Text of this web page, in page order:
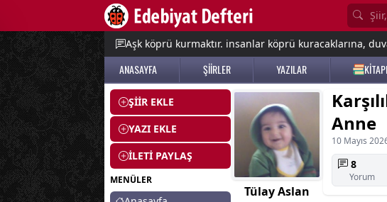
Aşk köprü kurmaktır. insanlar köprü kuracaklarına,
ANASAYFA ŞİİRLER YAZILAR
ŞİİR EKLE
YAZI EKLE
İLETİ PAYLAŞ
MENÜLER
Tülay Aslan
Anne
10 Mayıs
8
Yorum
menu